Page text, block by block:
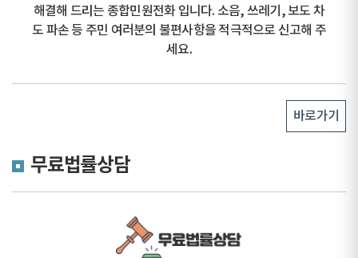
해결해 드리는 종합민원전화 입니다. 소음, 쓰레기, 보도 차
도 파손 등 주민 여러분의 불편사항을 적극적으로 신고해 주
세요.
바로가기
무료법률상담